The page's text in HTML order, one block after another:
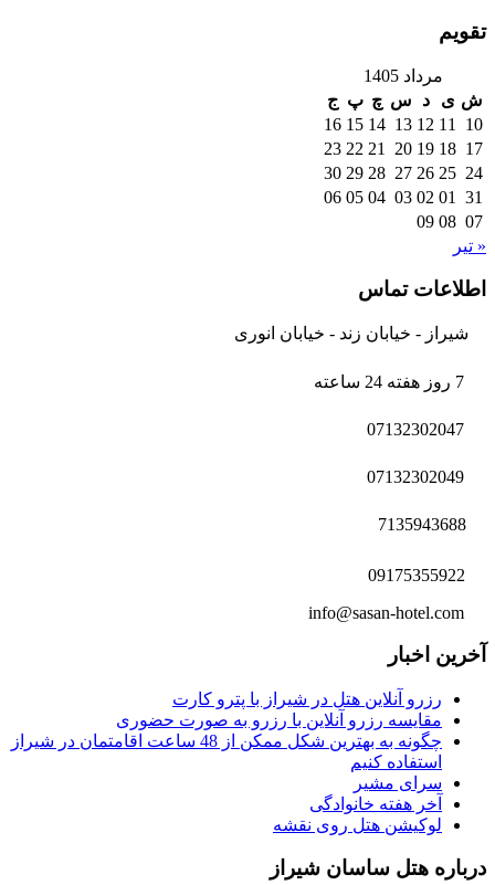
تقویم
مرداد 1405
ش ی د س چ پ ج
10
11
12
13
14
15
16
17
18
19
20
21
22
23
24
25
26
27
28
29
30
31
01
02
03
04
05
06
07
08
09
« تیر
اطلاعات تماس
شیراز - خیابان زند - خیابان انوری
آخرین اخبار
رزرو آنلاین هتل در شیراز با پترو کارت
مقایسه رزرو آنلاین با رزرو به صورت حضوری
چگونه به بهترین شکل ممکن از 48 ساعت اقامتمان در شیراز
استفاده کنیم
سرای مشیر
آخر هفته خانوادگی
لوکیشن هتل روی نقشه
درباره هتل ساسان شیراز